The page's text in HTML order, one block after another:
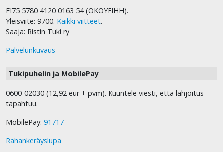
FI75 5780 4120 0163 54 (OKOYFIHH).
Yleisviite: 9700. Kaikki viitteet.
Saaja: Ristin Tuki ry
Palvelunkuvaus
Tukipuhelin ja MobilePay
0600-02030 (12,92 eur + pvm). Kuuntele viesti, että lahjoitus
tapahtuu.
MobilePay: 91717
Rahankeräyslupa